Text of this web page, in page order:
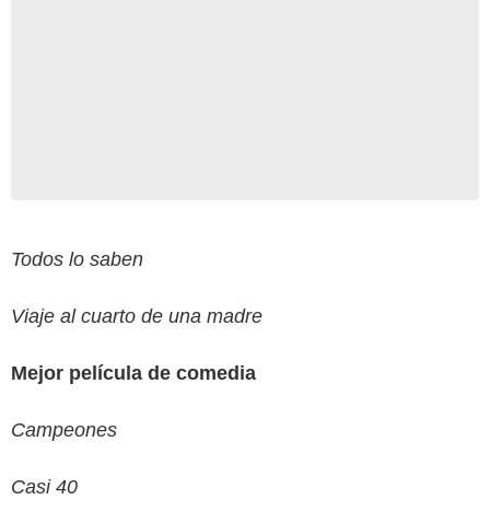
Todos lo saben
Viaje al cuarto de una madre
Mejor película de comedia
Campeones
Casi 40